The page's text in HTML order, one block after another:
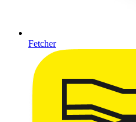
Fetcher